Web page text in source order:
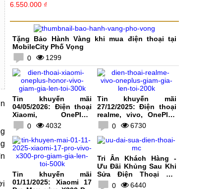
6.550.000 ₫
Tặng Bảo Hành Vàng khi mua điện thoại tại
MobileCity Phố Vọng
0
1299
Tin khuyến mãi
04/05/2026: Điện thoại
Xiaomi, OnePlus,
HONOR, vivo giảm giá
lên tới 300K
0 4032
Tin khuyến mãi
27/12/2025: Điện thoại
realme, vivo, OnePlus
giảm giá lên tới 200K
0 6730
Tin khuyến mãi
01/11/2025: Xiaomi 17
Tri Ân Khách Hàng -
Ưu Đãi Khủng Sau Khi
Sửa Điện Thoại Tại
MobileCity
0 6440